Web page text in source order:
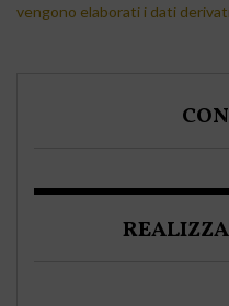
vengono elaborati i dati